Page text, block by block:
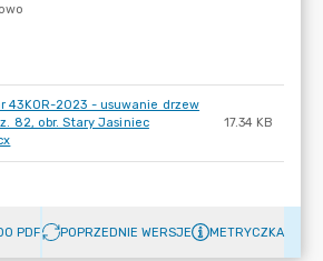
43KOR-2023 - usuwanie drzew
82, obr. Stary Jasiniec
17.34 KB
PDF POPRZEDNIE WERSJE METRYCZKA